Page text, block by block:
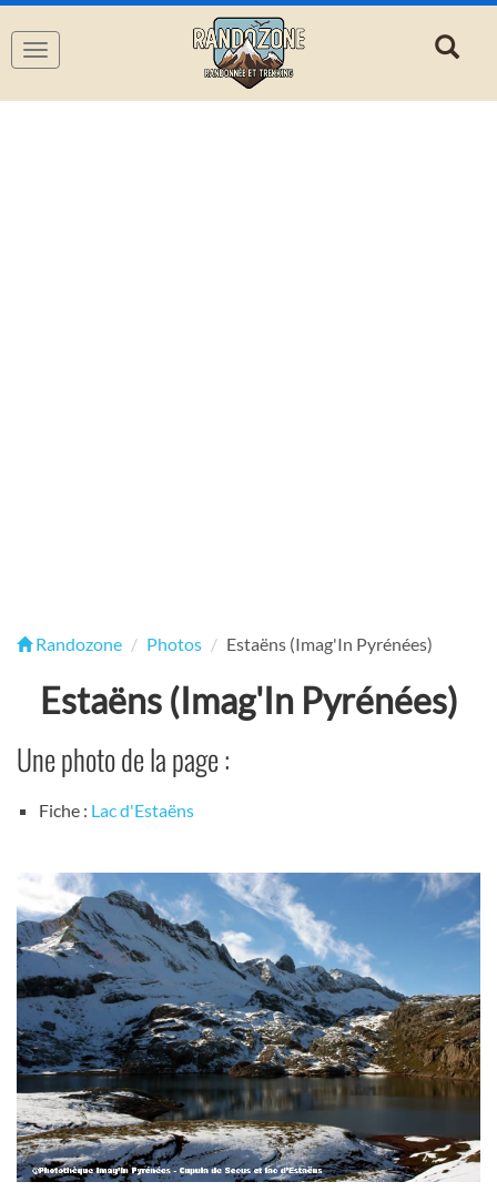
Navigation
Randozone Photos Estaëns (Imag'In Pyrénées)
Estaëns (Imag'In Pyrénées)
Une photo de la page :
Fiche : Lac d'Estaëns